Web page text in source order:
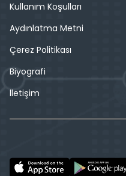
Kullanım Koşulları
Aydınlatma Metni
Çerez Politikası
Biyografi
İletişim